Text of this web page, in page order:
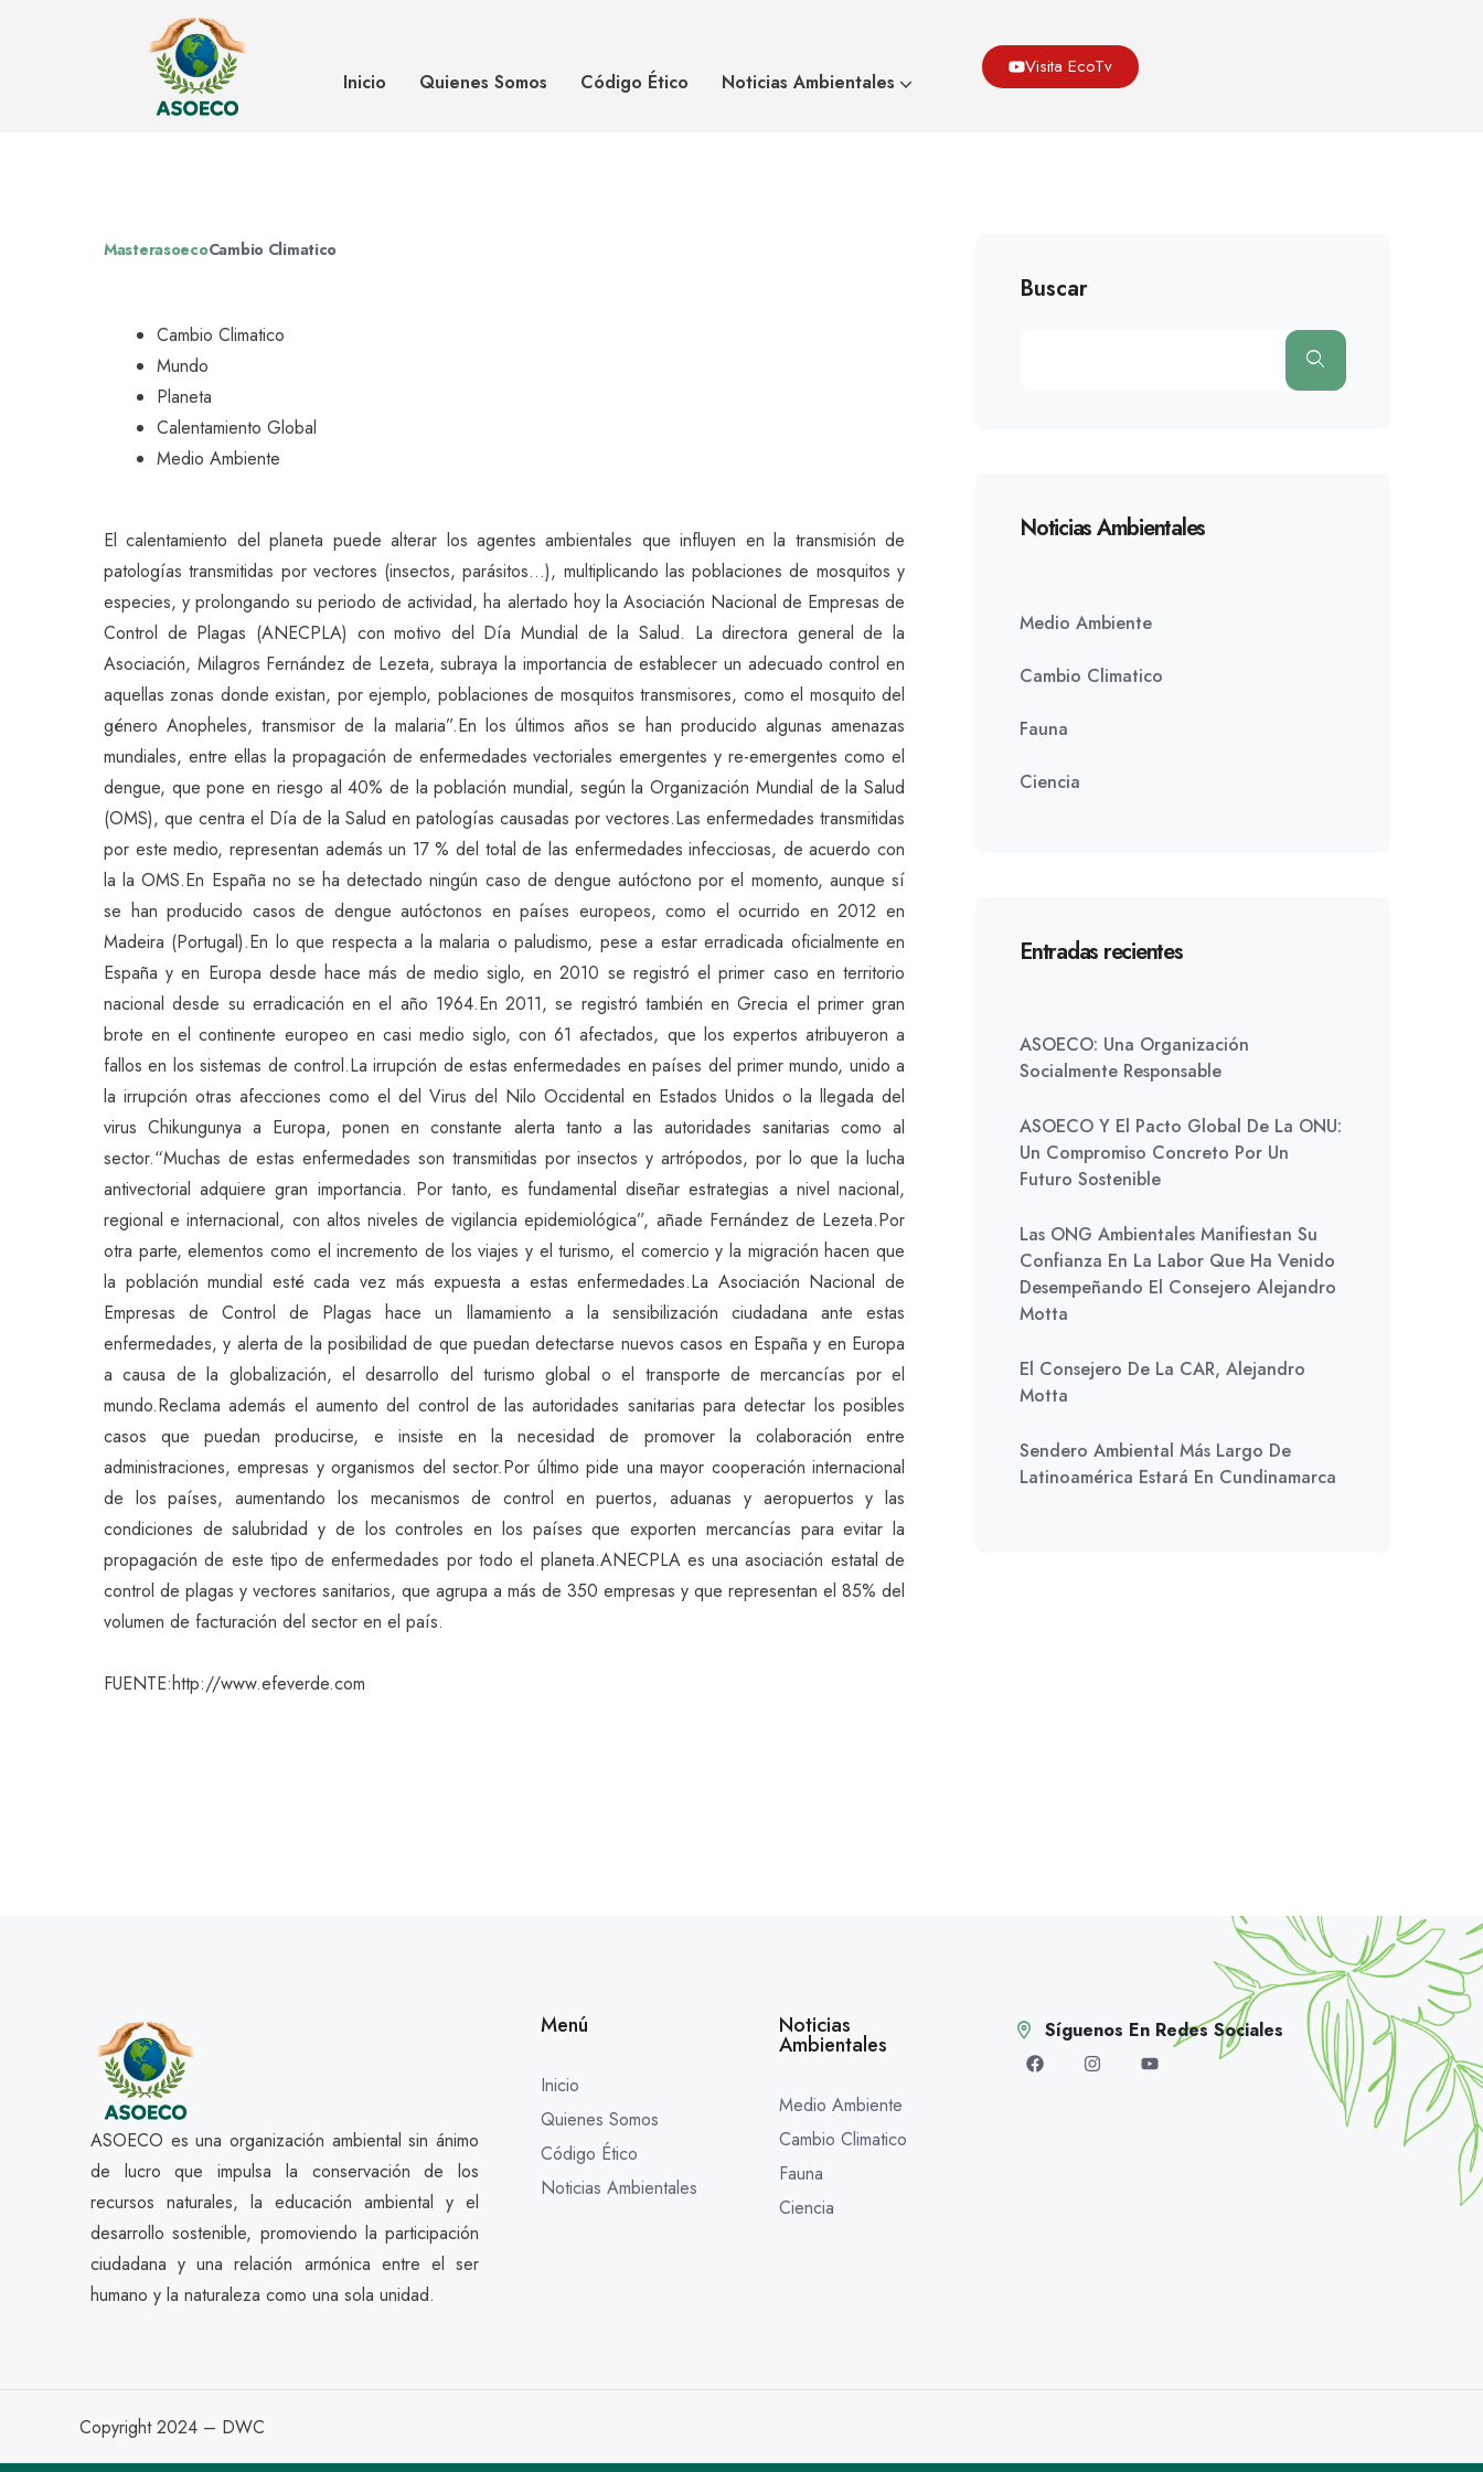
Inicio Quienes Somos Código Ético Noticias Ambientales
Visita EcoTv
El calentamiento global, un riesgo para la
transmisión de enfermedades.
Asoeco
El Calentamiento Global, Un Riesgo Para La Transmisión De Enfermedades.
MasterasoecoCambio Climatico
Cambio Climatico
Mundo
Planeta
Calentamiento Global
Medio Ambiente
El calentamiento del planeta puede alterar los agentes ambientales que influyen en la transmisión de
patologías transmitidas por vectores (insectos, parásitos…), multiplicando las poblaciones de mosquitos y
especies, y prolongando su periodo de actividad, ha alertado hoy la Asociación Nacional de Empresas de
Control de Plagas (ANECPLA) con motivo del Día Mundial de la Salud. La directora general de la
Asociación, Milagros Fernández de Lezeta, subraya la importancia de establecer un adecuado control en
aquellas zonas donde existan, por ejemplo, poblaciones de mosquitos transmisores, como el mosquito del
género Anopheles, transmisor de la malaria”.En los últimos años se han producido algunas amenazas
mundiales, entre ellas la propagación de enfermedades vectoriales emergentes y re-emergentes como el
dengue, que pone en riesgo al 40% de la población mundial, según la Organización Mundial de la Salud
(OMS), que centra el Día de la Salud en patologías causadas por vectores.Las enfermedades transmitidas
por este medio, representan además un 17 % del total de las enfermedades infecciosas, de acuerdo con
la la OMS.En España no se ha detectado ningún caso de dengue autóctono por el momento, aunque sí
se han producido casos de dengue autóctonos en países europeos, como el ocurrido en 2012 en
Madeira (Portugal).En lo que respecta a la malaria o paludismo, pese a estar erradicada oficialmente en
España y en Europa desde hace más de medio siglo, en 2010 se registró el primer caso en territorio
nacional desde su erradicación en el año 1964.En 2011, se registró también en Grecia el primer gran
brote en el continente europeo en casi medio siglo, con 61 afectados, que los expertos atribuyeron a
fallos en los sistemas de control.La irrupción de estas enfermedades en países del primer mundo, unido a
la irrupción otras afecciones como el del Virus del Nilo Occidental en Estados Unidos o la llegada del
virus Chikungunya a Europa, ponen en constante alerta tanto a las autoridades sanitarias como al
sector.“Muchas de estas enfermedades son transmitidas por insectos y artrópodos, por lo que la lucha
antivectorial adquiere gran importancia. Por tanto, es fundamental diseñar estrategias a nivel nacional,
regional e internacional, con altos niveles de vigilancia epidemiológica”, añade Fernández de Lezeta.Por
otra parte, elementos como el incremento de los viajes y el turismo, el comercio y la migración hacen que
la población mundial esté cada vez más expuesta a estas enfermedades.La Asociación Nacional de
Empresas de Control de Plagas hace un llamamiento a la sensibilización ciudadana ante estas
enfermedades, y alerta de la posibilidad de que puedan detectarse nuevos casos en España y en Europa
a causa de la globalización, el desarrollo del turismo global o el transporte de mercancías por el
mundo.Reclama además el aumento del control de las autoridades sanitarias para detectar los posibles
casos que puedan producirse, e insiste en la necesidad de promover la colaboración entre
administraciones, empresas y organismos del sector.Por último pide una mayor cooperación internacional
de los países, aumentando los mecanismos de control en puertos, aduanas y aeropuertos y las
condiciones de salubridad y de los controles en los países que exporten mercancías para evitar la
propagación de este tipo de enfermedades por todo el planeta.ANECPLA es una asociación estatal de
control de plagas y vectores sanitarios, que agrupa a más de 350 empresas y que representan el 85% del
volumen de facturación del sector en el país.
FUENTE:http://www.efeverde.com
Buscar
Noticias Ambientales
Medio Ambiente
Cambio Climatico
Fauna
Ciencia
Entradas recientes
ASOECO: Una Organización
Socialmente Responsable
ASOECO Y El Pacto Global De La ONU:
Un Compromiso Concreto Por Un
Futuro Sostenible
Las ONG Ambientales Manifiestan Su
Confianza En La Labor Que Ha Venido
Desempeñando El Consejero Alejandro
Motta
El Consejero De La CAR, Alejandro
Motta
Sendero Ambiental Más Largo De
Latinoamérica Estará En Cundinamarca
ASOECO es una organización ambiental sin ánimo
de lucro que impulsa la conservación de los
recursos naturales, la educación ambiental y el
desarrollo sostenible, promoviendo la participación
ciudadana y una relación armónica entre el ser
humano y la naturaleza como una sola unidad.
Menú
Inicio
Quienes Somos
Código Ético
Noticias Ambientales
Noticias
Ambientales
Medio Ambiente
Cambio Climatico
Fauna
Ciencia
Síguenos En Redes Sociales
Copyright 2024 – DWC